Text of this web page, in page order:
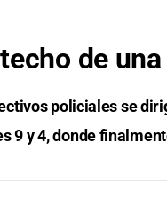
de
policiales se
9 y 4, donde